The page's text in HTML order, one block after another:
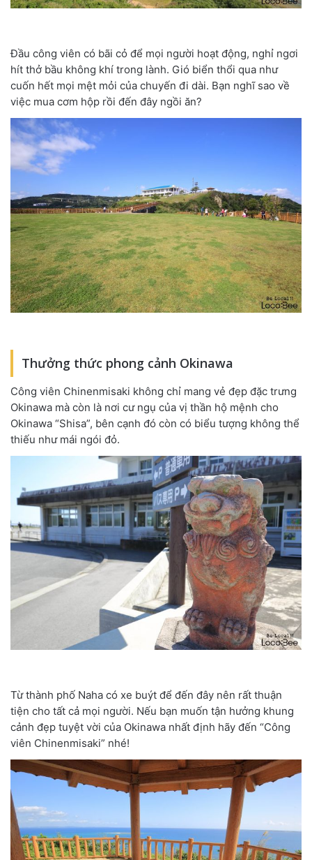
Đầu công viên có bãi cỏ để mọi người hoạt động, nghỉ ngơi
hít thở bầu không khí trong lành. Gió biển thổi qua như
cuốn hết mọi mệt mỏi của chuyến đi dài. Bạn nghĩ sao về
việc mua cơm hộp rồi đến đây ngồi ăn?
Thưởng thức phong cảnh Okinawa
Công viên Chinenmisaki không chỉ mang vẻ đẹp đặc trưng
Okinawa mà còn là nơi cư ngụ của vị thần hộ mệnh cho
Okinawa “Shisa”, bên cạnh đó còn có biểu tượng không thể
thiếu như mái ngói đỏ.
Từ thành phố Naha có xe buýt để đến đây nên rất thuận
tiện cho tất cả mọi người. Nếu bạn muốn tận hưởng khung
cảnh đẹp tuyệt vời của Okinawa nhất định hãy đến “Công
viên Chinenmisaki” nhé!